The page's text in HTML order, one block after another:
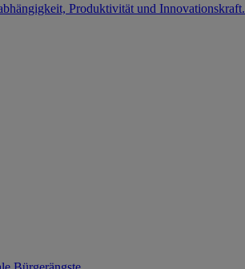
Produktivität und Innovationskraft.